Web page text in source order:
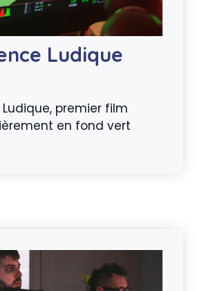
Ludique
Ludique, premier film
en fond vert